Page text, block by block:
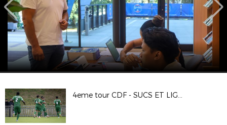
4eme tour CDF - SUCS ET LIGNON - MYF